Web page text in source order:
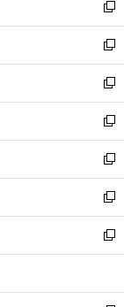
で
開
く
ド
ウ
で
開
く
ィ
ン
ド
ウ
で
開
く
い
ウ
ィ
ン
ド
ウ
で
開
く
新
し
い
ウ
ィ
ン
ド
ウ
で
開
く
新
し
い
ウ
ィ
ン
ド
ウ
で
開
く
新
し
い
ウ
ィ
ン
ド
ウ
で
開
新
し
い
ウ
ィ
ン
ド
ウ
開
新
し
い
ウ
ィ
ン
ウ
新
し
い
ウ
ン
新
し
ウ